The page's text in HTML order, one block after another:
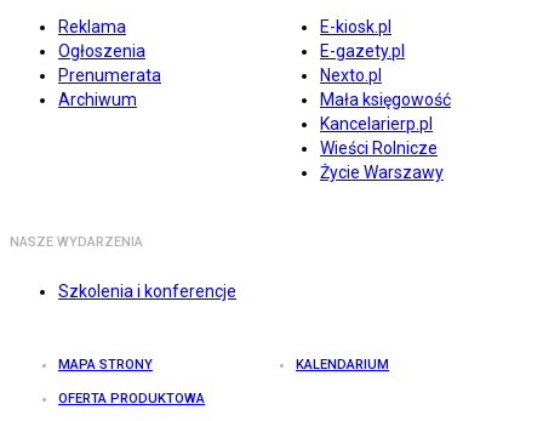
Reklama
Ogłoszenia
Prenumerata
Archiwum
E-kiosk.pl
E-gazety.pl
Nexto.pl
Mała księgowość
Kancelarierp.pl
Wieści Rolnicze
Życie Warszawy
NASZE WYDARZENIA
Szkolenia i konferencje
MAPA STRONY KALENDARIUM
OFERTA PRODUKTOWA